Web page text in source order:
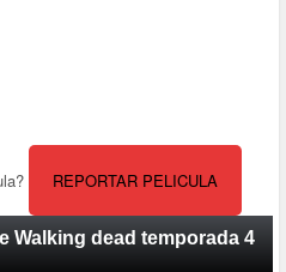
REPORTAR PELICULA
Walking dead temporada 4